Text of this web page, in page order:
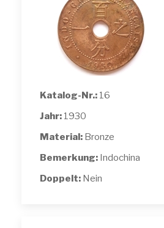
Katalog-Nr.: 16
Jahr: 1930
Material: Bronze
Bemerkung: Indochina
Doppelt: Nein